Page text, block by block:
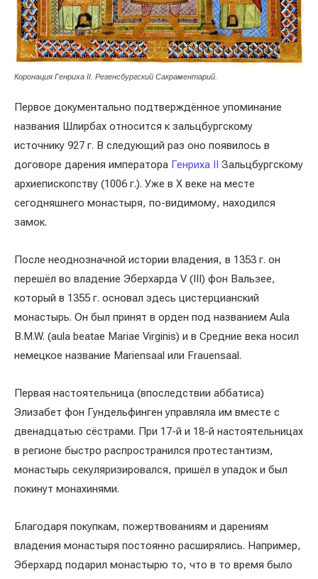
Коронация Генриха II. Регенсбургский Сакраментарий.
Первое документально подтверждённое упоминание
названия Шлирбах относится к зальцбургскому
источнику 927 г. В следующий раз оно появилось в
договоре дарения императора Генриха II Зальцбургскому
архиепископству (1006 г.). Уже в X веке на месте
сегодняшнего монастыря, по-видимому, находился
замок.
После неоднозначной истории владения, в 1353 г. он
перешёл во владение Эберхарда V (III) фон Вальзее,
который в 1355 г. основал здесь цистерцианский
монастырь. Он был принят в орден под названием Aula
B.M.W. (aula beatae Mariae Virginis) и в Средние века носил
немецкое название Mariensaal или Frauensaal.
Первая настоятельница (впоследствии аббатиса)
Элизабет фон Гундельфинген управляла им вместе с
двенадцатью сёстрами. При 17-й и 18-й настоятельницах
в регионе быстро распространился протестантизм,
монастырь секуляризировался, пришёл в упадок и был
покинут монахинями.
Благодаря покупкам, пожертвованиям и дарениям
владения монастыря постоянно расширялись. Например,
Эберхард подарил монастырю то, что в то время было